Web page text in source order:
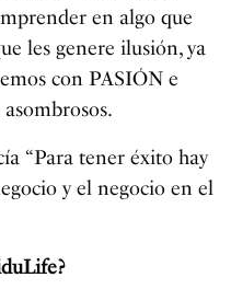
en algo que
les genere ilusión, ya
con PASIÓN e
“Para tener éxito hay
y el negocio en el